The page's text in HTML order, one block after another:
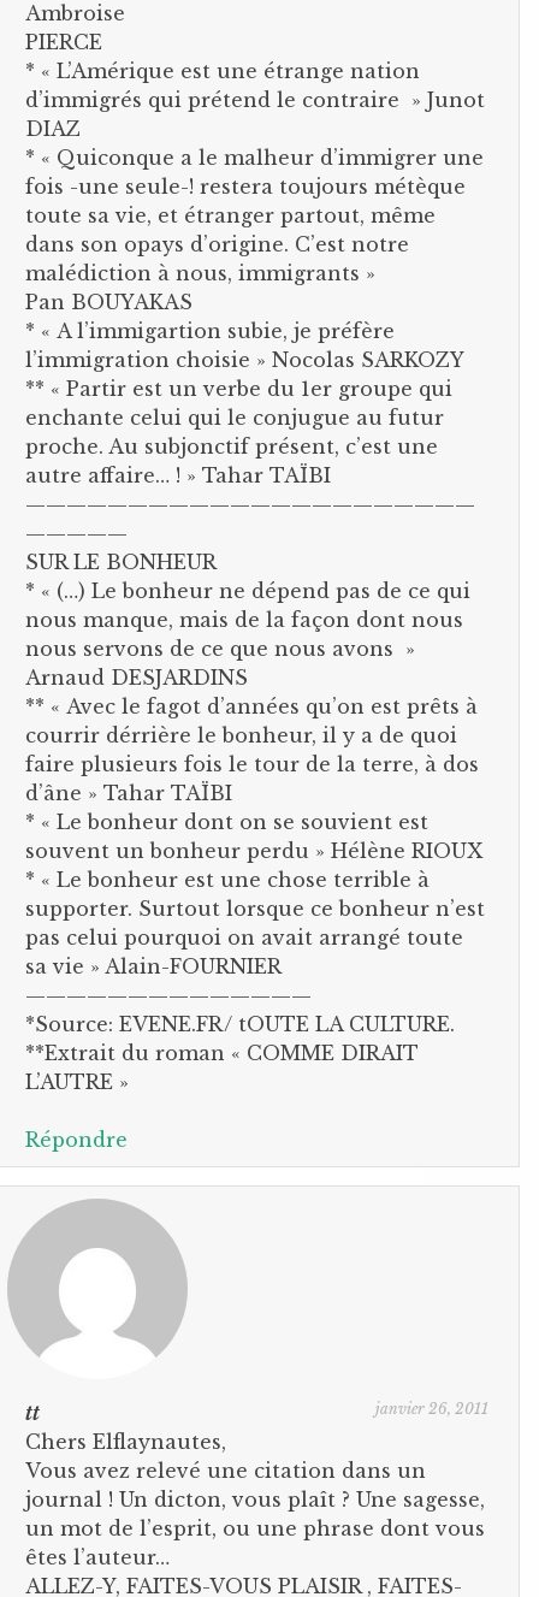
Ambroise
PIERCE
* « L’Amérique est une étrange nation
d’immigrés qui prétend le contraire » Junot
DIAZ
* « Quiconque a le malheur d’immigrer une
fois -une seule-! restera toujours métèque
toute sa vie, et étranger partout, même
dans son opays d’origine. C’est notre
malédiction à nous, immigrants »
Pan BOUYAKAS
* « A l’immigartion subie, je préfère
l’immigration choisie » Nocolas SARKOZY
** « Partir est un verbe du 1er groupe qui
enchante celui qui le conjugue au futur
proche. Au subjonctif présent, c’est une
autre affaire… ! » Tahar TAÏBI
——————————————————————
—————
SUR LE BONHEUR
* « (…) Le bonheur ne dépend pas de ce qui
nous manque, mais de la façon dont nous
nous servons de ce que nous avons »
Arnaud DESJARDINS
** « Avec le fagot d’années qu’on est prêts à
courrir dérrière le bonheur, il y a de quoi
faire plusieurs fois le tour de la terre, à dos
d’âne » Tahar TAÏBI
* « Le bonheur dont on se souvient est
souvent un bonheur perdu » Hélène RIOUX
* « Le bonheur est une chose terrible à
supporter. Surtout lorsque ce bonheur n’est
pas celui pourquoi on avait arrangé toute
sa vie » Alain-FOURNIER
——————————————
*Source: EVENE.FR/ tOUTE LA CULTURE.
**Extrait du roman « COMME DIRAIT
L’AUTRE »
Répondre
tt janvier 26, 2011
Chers Elflaynautes,
Vous avez relevé une citation dans un
journal ! Un dicton, vous plaît ? Une sagesse,
un mot de l’esprit, ou une phrase dont vous
êtes l’auteur…
ALLEZ-Y, FAITES-VOUS PLAISIR , FAITES-